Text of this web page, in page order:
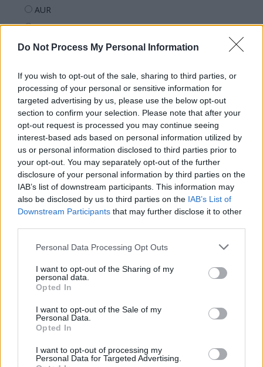
Do Not Process My Personal Information
If you wish to opt-out of the sale, sharing to third parties, or
processing of your personal or sensitive information for
targeted advertising by us, please use the below opt-out
section to confirm your selection. Please note that after your
opt-out request is processed you may continue seeing
interest-based ads based on personal information utilized by
us or personal information disclosed to third parties prior to
your opt-out. You may separately opt-out of the further
disclosure of your personal information by third parties on the
IAB’s list of downstream participants. This information may
also be disclosed by us to third parties on the IAB’s List of
Downstream Participants that may further disclose it to other
Personal Data Processing Opt Outs
I want to opt-out of the Sharing of my
personal data.
Opted In
I want to opt-out of the Sale of my
Personal Data.
Opted In
I want to opt-out of processing my
Personal Data for Targeted Advertising.
AUR
UDMR
PMP (Tomac)
PNȚMM
REPER
SENS
SOS (Șoșoacă)
POT (Gavrilă)
PACE (Peia)
Acțiunea Conservatoare (Târziu)
PDF (Lazarus)
Partidul Patrioților (Surugiu)
FAR (Coarnă)
România pe Primul Loc (Ponta)
Altul